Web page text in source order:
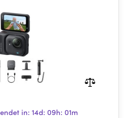
in: 14d: 09h: 01m